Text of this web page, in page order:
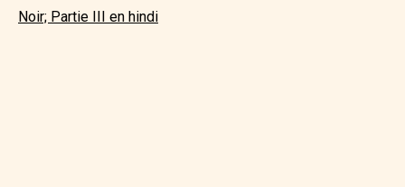
Noir; Partie III en hindi